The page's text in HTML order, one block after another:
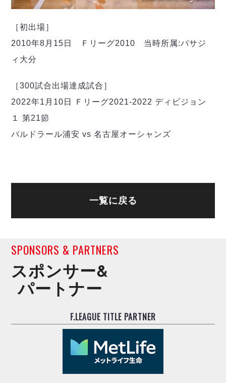
湘南ベルマーレ
ボアルース長野
名古屋オーシャンズ
シュライカー大阪
ボルクバレット北九州
選手の通算記録（Ｆ２）
ヴォスクオーレ仙台
ヴィンセドール白山
アグレミーナ浜松
［初出場］
2010年8月15日 Ｆリーグ2010 当時所属:バサジ
ィ大分
［300試合出場達成試合］
2022年1月10日 Ｆリーグ2021-2022 ディビジョン
１ 第21節
バルドラール浦安 vs 名古屋オーシャンズ
一覧に戻る
SPONSORS & PARTNERS
スポンサー&
パートナー
F.LEAGUE TITLE PARTNER